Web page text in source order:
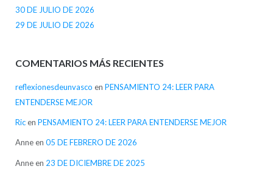
30 DE JULIO DE 2026
29 DE JULIO DE 2026
COMENTARIOS MÁS RECIENTES
reflexionesdeunvasco en PENSAMIENTO 24: LEER PARA
ENTENDERSE MEJOR
Ricen PENSAMIENTO 24: LEER PARA ENTENDERSE MEJOR
Anneen 05 DE FEBRERO DE 2026
Anneen 23 DE DICIEMBRE DE 2025